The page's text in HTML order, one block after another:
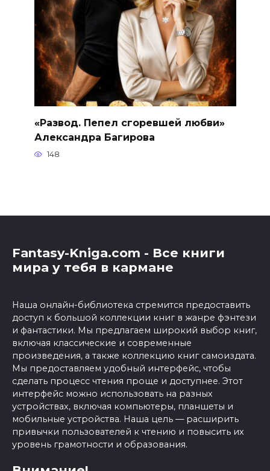
«Развод. Пепел сгоревшей любви»
Александра Багирова
148
Fantasy-Kniga.com - Все книги
мира у тебя в кармане
Наша онлайн-библиотека стремится предоставить
доступ к большой коллекции книг в жанре фэнтези
и фантастики. Мы предлагаем широкий выбор книг,
включая классические и современные
произведения, а также коллекцию книг самоиздата.
Мы предоставляем удобный интерфейс, чтобы
сделать процесс чтения проще и доступнее. Этот
интерфейс можно использовать на разных
устройствах, включая компьютеры, планшеты и
мобильные устройства. Наша цель — расширить
привычки пользователей к чтению и повысить их
уровень грамотности и образования.